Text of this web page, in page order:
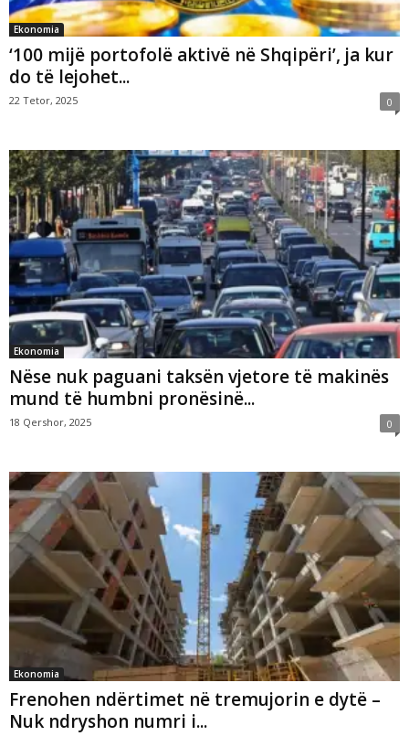
Ekonomia
‘100 mijë portofolë aktivë në Shqipëri’, ja kur
do të lejohet...
22 Tetor, 2025 0
Ekonomia
Nëse nuk paguani taksën vjetore të makinës
mund të humbni pronësinë...
18 Qershor, 2025 0
Ekonomia
Frenohen ndërtimet në tremujorin e dytë –
Nuk ndryshon numri i...